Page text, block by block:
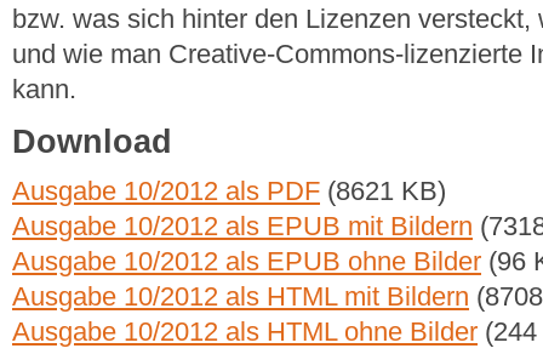
bzw. was sich hinter den Lizenzen
und wie man Creative-Commons-lizenzierte
kann.
Download
Ausgabe 10/2012 als PDF (8621 KB)
Ausgabe 10/2012 als EPUB mit Bildern
Ausgabe 10/2012 als EPUB ohne Bilder (96
Ausgabe 10/2012 als HTML mit Bildern
Ausgabe 10/2012 als HTML ohne Bilder